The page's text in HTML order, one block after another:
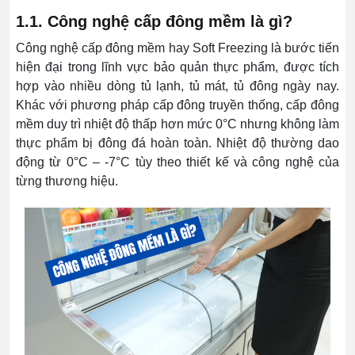
1.1. Công nghệ cấp đông mềm là gì?
Công nghệ cấp đông mềm hay Soft Freezing là bước tiến
hiện đại trong lĩnh vực bảo quản thực phẩm, được tích
hợp vào nhiều dòng tủ lạnh, tủ mát, tủ đông ngày nay.
Khác với phương pháp cấp đông truyền thống, cấp đông
mềm duy trì nhiệt độ thấp hơn mức 0°C nhưng không làm
thực phẩm bị đông đá hoàn toàn. Nhiệt độ thường dao
động từ 0°C – -7°C tùy theo thiết kế và công nghệ của
từng thương hiệu.